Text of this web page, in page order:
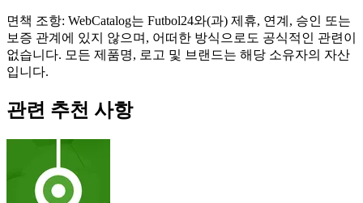
면책 조항: WebCatalog는 Futbol24와(과) 제휴, 연계, 승인 또는
보증 관계에 있지 않으며, 어떠한 방식으로도 공식적인 관련이
없습니다. 모든 제품명, 로고 및 브랜드는 해당 소유자의 자산
입니다.
관련 추천 사항